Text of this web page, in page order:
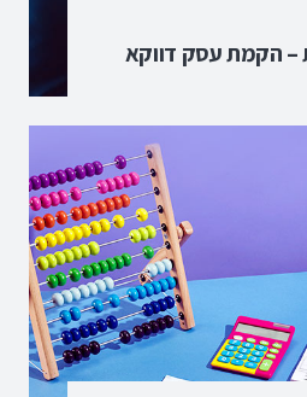
– הקמת עסק דווקא